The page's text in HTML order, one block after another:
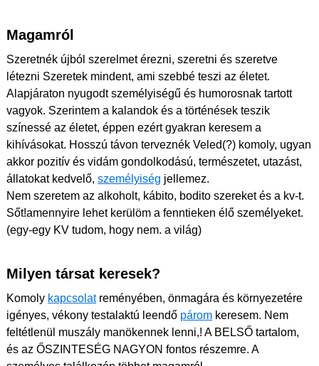
Magamról
Szeretnék újból szerelmet érezni, szeretni és szeretve
létezni Szeretek mindent, ami szebbé teszi az életet.
Alapjáraton nyugodt személyiségű és humorosnak tartott
vagyok. Szerintem a kalandok és a történések teszik
színessé az életet, éppen ezért gyakran keresem a
kihívásokat. Hosszú távon terveznék Veled(?) komoly, ugyan
akkor pozitív és vidám gondolkodású, természetet, utazást,
állatokat kedvelő, személyiség jellemez.
Nem szeretem az alkoholt, kábito, bodito szereket és a kv-t.
Sőt!amennyire lehet kerülöm a fenntieken élő személyeket.
(egy-egy KV tudom, hogy nem. a világ)
Milyen társat keresek?
Komoly kapcsolatreményében, önmagára és környezetére
igényes, vékony testalaktú leendő párom keresem. Nem
feltétlenül muszály manökennek lenni,! A BELSŐ tartalom,
és az ŐSZINTESÉG NAGYON fontos részemre. A